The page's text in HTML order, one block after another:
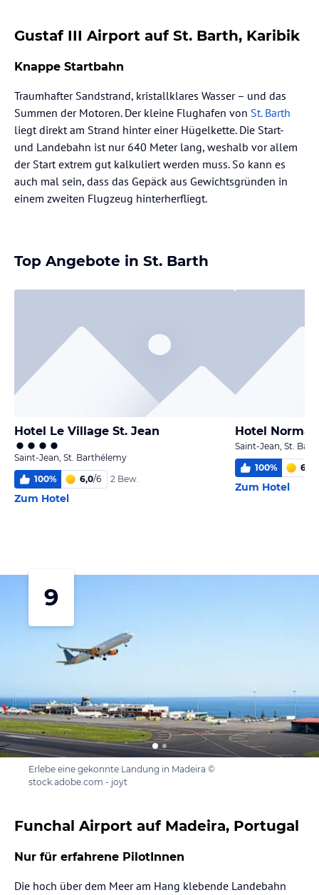
Gustaf III Airport auf St. Barth, Karibik
Knappe Startbahn
Traumhafter Sandstrand, kristallklares Wasser – und das
Summen der Motoren. Der kleine Flughafen von St. Barth
liegt direkt am Strand hinter einer Hügelkette. Die Start-
und Landebahn ist nur 640 Meter lang, weshalb vor allem
der Start extrem gut kalkuliert werden muss. So kann es
auch mal sein, dass das Gepäck aus Gewichtsgründen in
einem zweiten Flugzeug hinterherfliegt.
Top Angebote in St. Barth
Hotel Le Village St. Jean
Saint-Jean, St. Barthélemy
100% 6,0/6 2 Bew.
Zum Hotel
Hotel
Saint-Jean, St.
100% 6
Zum Hotel
9
Erlebe eine gekonnte Landung in Madeira ©
stock.adobe.com - joyt
Funchal Airport auf Madeira, Portugal
Nur für erfahrene PilotInnen
Die hoch über dem Meer am Hang klebende Landebahn